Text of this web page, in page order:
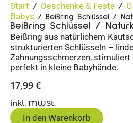
Start / Geschenke & Feste /
Babys / Beißring Schlüssel /
Beißring Schlüssel /
Beißring aus natürlichem
strukturierten Schlüsseln –
Zahnungsschmerzen, stimuliert
perfekt in kleine Babyhände.
17,99 €
inkl. MWSt.
In den Warenkorb